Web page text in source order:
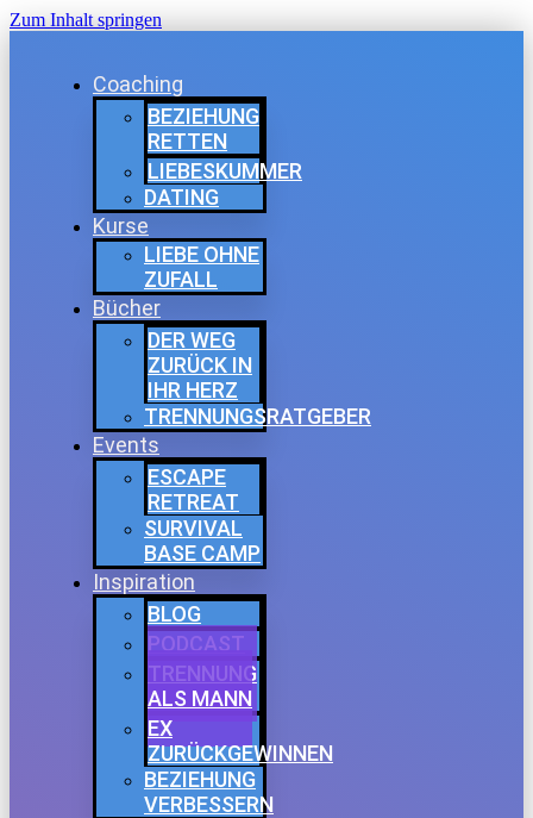
Zum Inhalt springen
Coaching
BEZIEHUNG
RETTEN
LIEBESKUMMER
DATING
Kurse
LIEBE OHNE
ZUFALL
Bücher
DER WEG
ZURÜCK IN
IHR HERZ
TRENNUNGSRATGEBER
Events
ESCAPE
RETREAT
SURVIVAL
BASE CAMP
Inspiration
BLOG
PODCAST
TRENNUNG
ALS MANN
EX
ZURÜCKGEWINNEN
BEZIEHUNG
VERBESSERN